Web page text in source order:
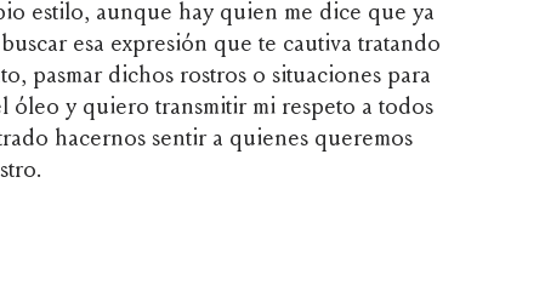
estilo, aunque hay quien me dice que ya
esa expresión que te cautiva tratando
pasmar dichos rostros o situaciones para
óleo y quiero transmitir mi respeto a todos
hacernos sentir a quienes queremos